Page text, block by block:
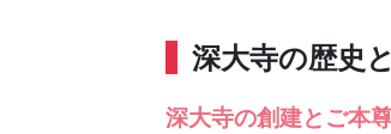
深大寺の歴史
深大寺の創建とご本